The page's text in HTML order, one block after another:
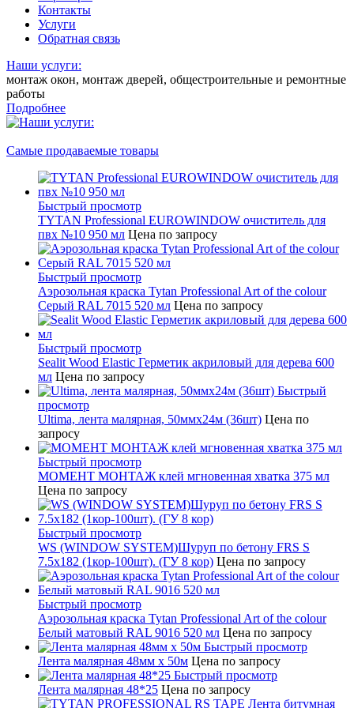
Контакты
Услуги
Обратная связь
Наши услуги:
монтаж окон, монтаж дверей, общестроительные и ремонтные
работы
Подробнее
Самые продаваемые товары
Быстрый просмотр
TYTAN Professional EUROWINDOW очиститель для
пвх №10 950 мл Цена по запросу
Быстрый просмотр
Аэрозольная краска Tytan Professional Art of the colour
Серый RAL 7015 520 мл Цена по запросу
Быстрый просмотр
Sealit Wood Elastic Герметик акриловый для дерева 600
мл Цена по запросу
Быстрый
просмотр
Ultima, лента малярная, 50ммх24м (36шт) Цена по
запросу
Быстрый просмотр
МОМЕНТ МОНТАЖ клей мгновенная хватка 375 мл
Цена по запросу
Быстрый просмотр
WS (WINDOW SYSTEM)Шуруп по бетону FRS S
7.5х182 (1кор-100шт). (ГУ 8 кор) Цена по запросу
Быстрый просмотр
Аэрозольная краска Tytan Professional Art of the colour
Белый матовый RAL 9016 520 мл Цена по запросу
Быстрый просмотр
Лента малярная 48мм х 50м Цена по запросу
Быстрый просмотр
Лента малярная 48*25 Цена по запросу